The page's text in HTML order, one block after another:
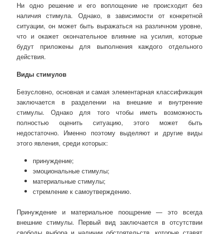
Ни одно решение и его воплощение не происходит без
наличия стимула. Однако, в зависимости от конкретной
ситуации, он может быть выражаться на различном уровне,
что и окажет окончательное влияние на усилия, которые
будут приложены для выполнения каждого отдельного
действия.
Виды стимулов
Безусловно, основная и самая элементарная классификация
заключается в разделении на внешние и внутренние
стимулы. Однако для того чтобы иметь возможность
полностью оценить ситуацию, этого может быть
недостаточно. Именно поэтому выделяют и другие виды
этого явления, среди которых:
принуждение;
эмоциональные стимулы;
материальные стимулы;
стремление к самоутверждению.
Принуждение и материальное поощрение — это всегда
внешние стимулы. Первый вид заключается в отсутствии